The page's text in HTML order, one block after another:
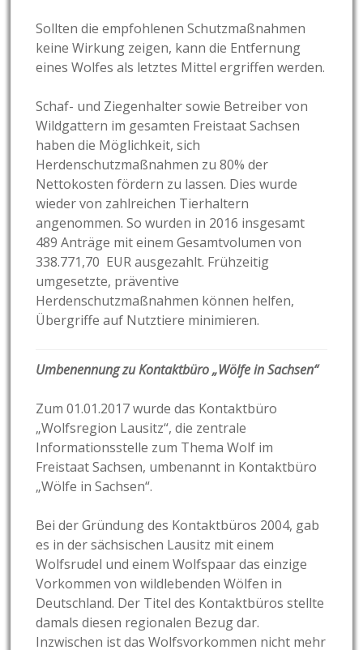
Sollten die empfohlenen Schutzmaßnahmen
keine Wirkung zeigen, kann die Entfernung
eines Wolfes als letztes Mittel ergriffen werden.
Schaf- und Ziegenhalter sowie Betreiber von
Wildgattern im gesamten Freistaat Sachsen
haben die Möglichkeit, sich
Herdenschutzmaßnahmen zu 80% der
Nettokosten fördern zu lassen. Dies wurde
wieder von zahlreichen Tierhaltern
angenommen. So wurden in 2016 insgesamt
489 Anträge mit einem Gesamtvolumen von
338.771,70 EUR ausgezahlt. Frühzeitig
umgesetzte, präventive
Herdenschutzmaßnahmen können helfen,
Übergriffe auf Nutztiere minimieren.
Umbenennung zu Kontaktbüro „Wölfe in Sachsen“
Zum 01.01.2017 wurde das Kontaktbüro
„Wolfsregion Lausitz“, die zentrale
Informationsstelle zum Thema Wolf im
Freistaat Sachsen, umbenannt in Kontaktbüro
„Wölfe in Sachsen“.
Bei der Gründung des Kontaktbüros 2004, gab
es in der sächsischen Lausitz mit einem
Wolfsrudel und einem Wolfspaar das einzige
Vorkommen von wildlebenden Wölfen in
Deutschland. Der Titel des Kontaktbüros stellte
damals diesen regionalen Bezug dar.
Inzwischen ist das Wolfsvorkommen nicht mehr